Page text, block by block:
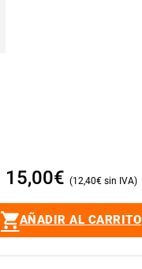
15,00€ 12,40€
AÑADIR AL CARRITO